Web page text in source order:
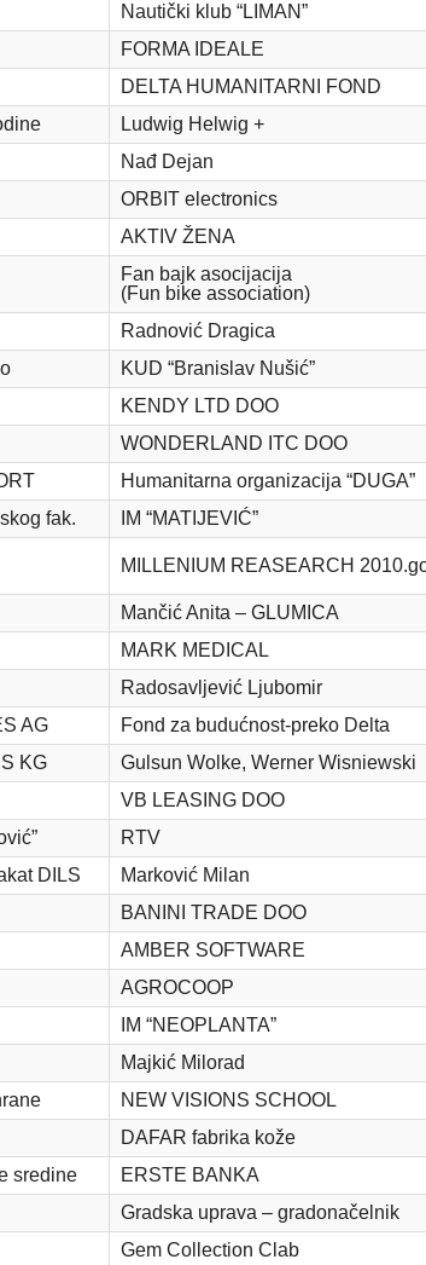
Nautički klub “LIMAN”
FORMA IDEALE
DELTA HUMANITARNI FOND
Ludwig Helwig +
Nađ Dejan
ORBIT electronics
AKTIV ŽENA
Fan bajk asocijacija
(Fun bike association)
Radnović Dragica
KUD “Branislav Nušić”
KENDY LTD DOO
WONDERLAND ITC DOO
Humanitarna organizacija “DUGA”
fak.
IM “MATIJEVIĆ”
MILLENIUM REASEARCH
Mančić Anita – GLUMICA
MARK MEDICAL
Radosavljević Ljubomir
AG
Fond za budućnost-preko Delta
KG
Gulsun Wolke, Werner Wisniewski
VB LEASING DOO
RTV
DILS
Marković Milan
BANINI TRADE DOO
AMBER SOFTWARE
AGROCOOP
IM “NEOPLANTA”
Majkić Milorad
NEW VISIONS SCHOOL
DAFAR fabrika kože
sredine
ERSTE BANKA
Gradska uprava – gradonačelnik
Gem Collection Clab